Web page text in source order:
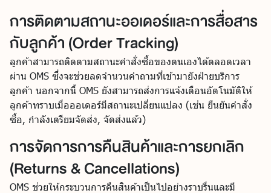
การติดตามสถานะออเดอร์และการสื่อสาร
กับลูกค้า (Order Tracking)
ลูกค้าสามารถติดตามสถานะคำสั่งซื้อของตนเองได้ตลอดเวลา
ผ่าน OMS ซึ่งจะช่วยลดจำนวนคำถามที่เข้ามายังฝ่ายบริการ
ลูกค้า นอกจากนี้ OMS ยังสามารถส่งการแจ้งเตือนอัตโนมัติให้
ลูกค้าทราบเมื่อออเดอร์มีสถานะเปลี่ยนแปลง (เช่น ยืนยันคำสั่ง
ซื้อ, กำลังเตรียมจัดส่ง, จัดส่งแล้ว)
การจัดการการคืนสินค้าและการยกเลิก
(Returns & Cancellations)
OMS ช่วยให้กระบวนการคืนสินค้าเป็นไปอย่างราบรื่นและมี